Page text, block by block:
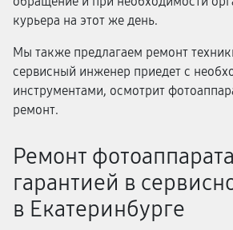
курьера на этот же день.
Мы также предлагаем ремонт
сервисный инженер приедет с
инструментами, осмотрит
ремонт.
Ремонт
гарантией в
в Екатеринбурге